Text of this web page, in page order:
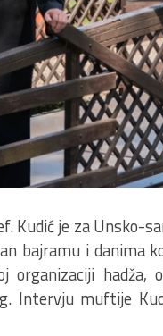
je za Unsko-
bajramu i danima
organizaciji
Intervju muftije